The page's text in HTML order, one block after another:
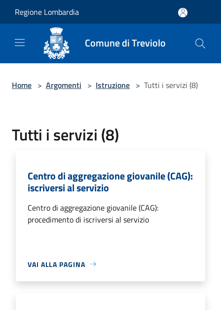
Regione Lombardia
Comune di Treviolo
Home > Argomenti > Istruzione > Tutti i servizi (8)
Tutti i servizi (8)
Centro di aggregazione giovanile (CAG):
iscriversi al servizio
Centro di aggregazione giovanile (CAG):
procedimento di iscriversi al servizio
VAI ALLA PAGINA